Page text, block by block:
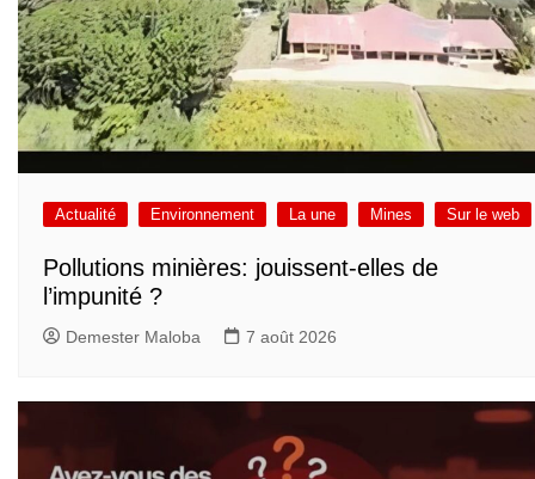
Actualité Environnement La une Mines Sur le web
Pollutions minières: jouissent-elles de
l’impunité ?
Demester Maloba 7 août 2026